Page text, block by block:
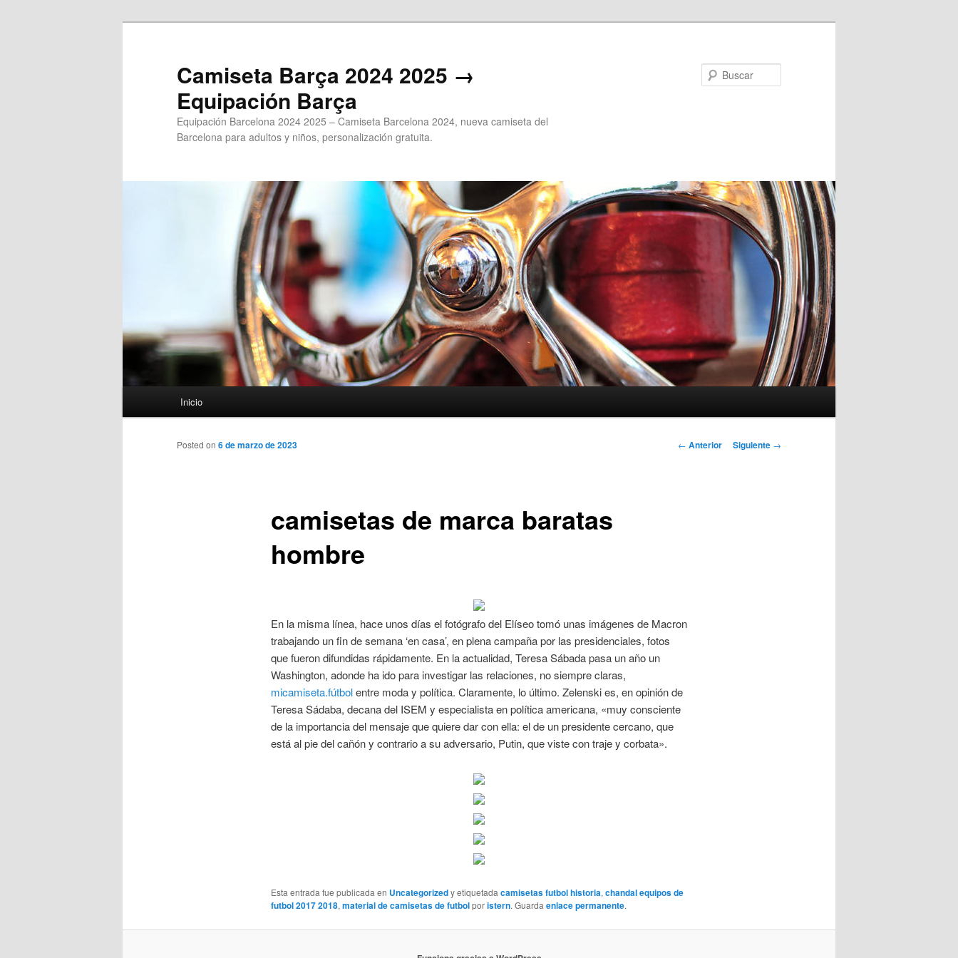
Camiseta Barça 2024 2025 →
Equipación Barça
Equipación Barcelona 2024 2025 – Camiseta Barcelona 2024, nueva camiseta del
Barcelona para adultos y niños, personalización gratuita.
Inicio
Navegación
← Anterior Siguiente →
camisetas de marca baratas
hombre
Posted on 6 de marzo de 2023
En la misma línea, hace unos días el fotógrafo del Elíseo tomó unas imágenes de Macron
trabajando un fin de semana ‘en casa’, en plena campaña por las presidenciales, fotos
que fueron difundidas rápidamente. En la actualidad, Teresa Sábada pasa un año un
Washington, adonde ha ido para investigar las relaciones, no siempre claras,
micamiseta.fútbolentre moda y política. Claramente, lo último. Zelenski es, en opinión de
Teresa Sádaba, decana del ISEM y especialista en política americana, «muy consciente
de la importancia del mensaje que quiere dar con ella: el de un presidente cercano, que
está al pie del cañón y contrario a su adversario, Putin, que viste con traje y corbata».
Esta entrada fue publicada en Uncategorizedy etiquetadacamisetas futbol historia,chandal equipos de
futbol 2017 2018,material de camisetas de futbolporistern. Guardaenlace permanente.